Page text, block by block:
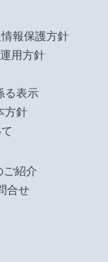
報保護方針
用方針
る表示
方針
ご紹介
合せ